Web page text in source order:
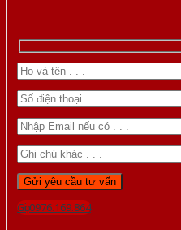
Gọi 0976.169.864